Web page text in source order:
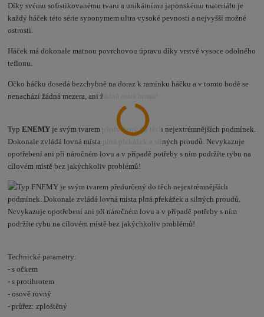
Díky svému sofistikovanému tvaru a unikátnímu japonskému materiálu je
každý háček této série synonymem ultra vysoké pevnosti a nejvyšší možné
ostrosti.
Háček má dokonale matnou povrchovou úpravu díky vrstvě vysoce odolného
teflonu.
Očko háčku dosedá bezchybně na doraz k ramínku háčku a v tomto bodě se
nenachází žádná mezera, ani žádná ostrá hrana!
TypENEMY je svým tvarem předurčený do těch nejextrémnějších podmínek.
Dokonale zvládá lovná místa plná překážek a silných proudů. Nevykazuje
opotřebení ani při náročném lovu a v případě potřeby s ním podržíte rybu na
cílovém místě bez jakýchkoliv problémů!
Technické parametry:
- s očkem
- s protihrotem
- osově rovný
- průřez: zploštěný